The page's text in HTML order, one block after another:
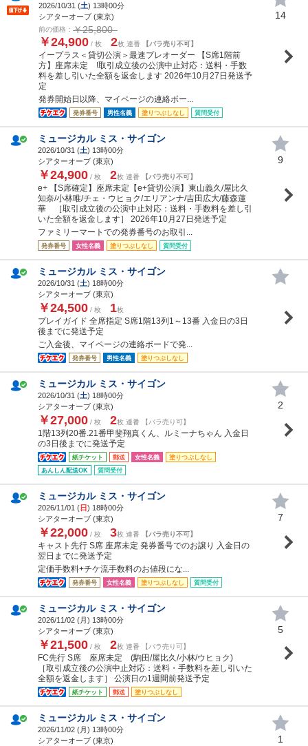
2026/10/31 (土) 13時00分
シアターオーブ (東京)
前の価格： ￥25,800
￥24,900 / 枚 2枚 連番 【バラ売り不可】
イープラス＜貸切公演＞最速プレオーダー 【S席1階前
方】座席未定 !取引成立後の公演中止対応：送料・手数
料を差し引いた全額を返金します 2026年10月27日発送予
定
発券開始日以降、マイページの連絡ボー...
発券番号 男性名義 塗りつぶしなし 質問受付
14
ミュージカル ミス・サイゴン
2026/10/31 (土) 13時00分
シアターオーブ (東京)
￥24,900 / 枚 2枚 連番 【バラ売り不可】
e+ 【S席確定】座席未定【e+貸切公演】東山義久/屋比久
知奈/小林唯/チェ・ウヒョク/エリアンナ/吉田広大/藤森蓮
華 ［取引成立後の公演中止対応：送料・手数料を差し引
いた全額を返金します］ 2026年10月27日発送予定
ファミリーマートでの発券番号のお取引...
発券番号 女性名義 塗りつぶしなし 質問受付
9
ミュージカル ミス・サイゴン
2026/10/31 (土) 18時00分
シアターオーブ (東京)
￥24,500 / 枚 1枚
プレイガイド 全席指定 S席1階13列1～13番 入金日の3日
後までに発送予定
ご入金後、マイページの連絡ボードで発...
発券番号 男性名義 塗りつぶしなし
ミュージカル ミス・サイゴン
2026/10/31 (土) 18時00分
シアターオーブ (東京)
￥27,000 / 枚 2枚 連番 【バラ売り可】
1階13列20番.21番甲斐翔真くん、ルミーナちゃん 入金日
の3日後までに発送予定
紙チケット 郵送 女性名義
塗りつぶしなし
あんしん配送OK
質問受付
2
ミュージカル ミス・サイゴン
2026/11/01 (日) 18時00分
シアターオーブ (東京)
￥22,000 / 枚 3枚 連番 【バラ売り不可】
キャスト先行 S席 座席未定 発券番号でのお譲り 入金日の
翌日までに発送予定
定価手数料+チケ流手数料のお値段にな...
発券番号 女性名義 塗りつぶしなし 質問受付
7
ミュージカル ミス・サイゴン
2026/11/02 (月) 13時00分
シアターオーブ (東京)
￥21,500 / 枚 2枚 連番 【バラ売り可】
FC先行 S席 座席未定 (駒田/屋比久/小林/ウヒョク)
［取引成立後の公演中止対応：送料・手数料を差し引いた
全額を返金します］ 公演日の1週間前発送予定
紙チケット 郵送 塗りつぶしなし
5
ミュージカル ミス・サイゴン
2026/11/02 (月) 13時00分
シアターオーブ (東京)
1